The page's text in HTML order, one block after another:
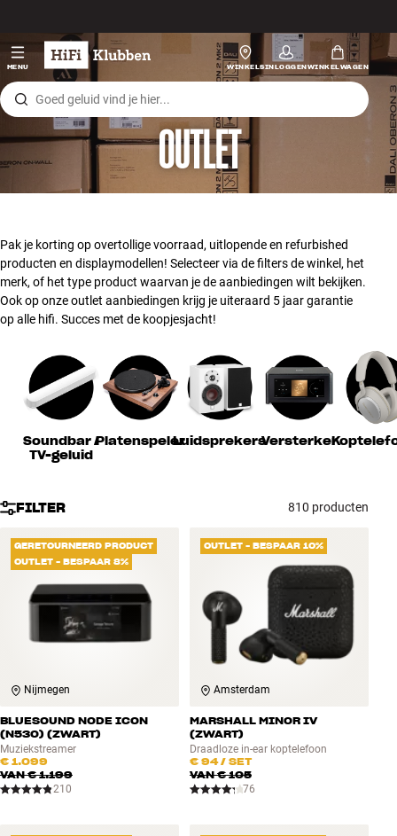
MENU WINKELSINLOGGENWINKELWAGEN
Hi-fi
Luidsprekers
Platenspeler
Koptelefoons
Surround
Tv
Systeem
Kabels
Accessoires
INSPIRATIE
MERKEN
NIEUW
AANBIEDINGEN
Winkels
Klantenservice
OUTLET
Pak je korting op overtollige voorraad, uitlopende en refurbished
producten en displaymodellen! Selecteer via de filters de winkel, het
merk, of het type product waarvan je de aanbiedingen wilt bekijken.
Ook op onze outlet aanbiedingen krijg je uiteraard 5 jaar garantie
op alle hifi. Succes met de koopjesjacht!
Soundbar /
TV-geluid
PlatenspelerLuidsprekersVersterker
FILTER 810 producten
GERETOURNEERD PRODUCT
OUTLET - BESPAAR 8%
Nijmegen
BLUESOUND NODE ICON
(N530) (ZWART)
Muziekstreamer
€ 1.099
VAN€ 1.199
210
OUTLET - BESPAAR 10%
Amsterdam
MARSHALL MINOR IV
(ZWART)
Draadloze in-ear koptelefoon
€ 94/ SET
VAN€ 105
76